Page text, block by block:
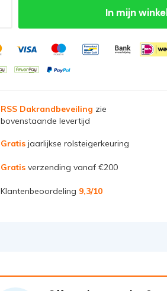
In mijn
RSS Dakrandbeveiling zie
bovenstaande levertijd
Gratis jaarlijkse rolsteigerkeuring
Gratis verzending vanaf €200
Klantenbeoordeling 9,3/10